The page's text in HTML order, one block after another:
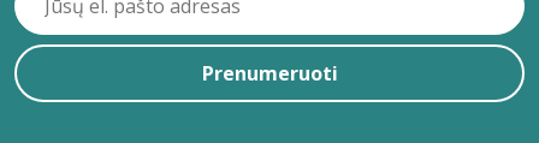
Prenumeruoti